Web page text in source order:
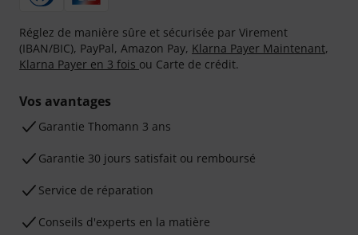
Réglez de manière sûre et sécurisée par Virement
(IBAN/BIC), PayPal, Amazon Pay, Klarna Payer Maintenant,
Klarna Payer en 3 fois ou Carte de crédit.
Vos avantages
Ga­ran­tie Thomann 3 ans
Garantie 30 jours satisfait ou remboursé
Service de réparation
Conseils d'experts en la matière